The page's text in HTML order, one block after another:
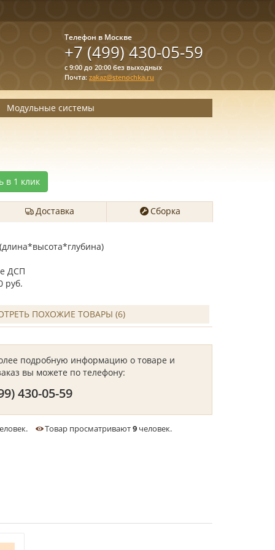
Телефон в Москве
+7 (499) 430-05-59
с 9:00 до 20:00 без выходных
Почта: zakaz@stenochka.ru
Модульные системы
в 1 клик
Доставка Сборка
ДСП
руб.
ПОХОЖИЕ ТОВАРЫ (6)
подробную информацию о товаре и
вы можете по телефону:
430-05-59
Товар просматривают9 человек.